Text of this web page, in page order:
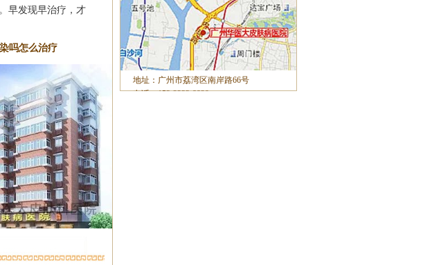
早发现早治疗，才
吗怎么治疗
地址：广州市荔湾区南岸路66号
电话：153-2233-8929